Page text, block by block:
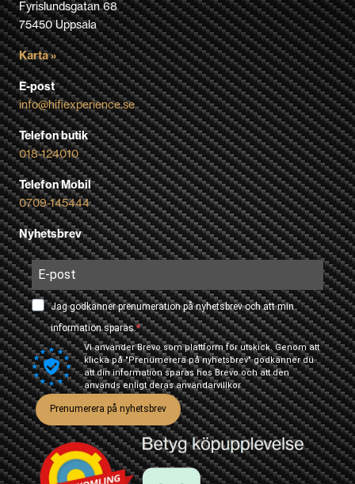
Fyrislundsgatan 68
75450 Uppsala
Karta »
E-post
info@hifiexperience.se
Telefon butik
018-124010
Telefon Mobil
0709-145444
Nyhetsbrev
Jag godkänner prenumeration på nyhetsbrev och att min
information sparas.
Vi använder Brevo som plattform för utskick. Genom att
klicka på "Prenumerera på nyhetsbrev" godkänner du
att din information sparas hos Brevo och att den
används enligt derasanvändarvillkor
Prenumerera på nyhetsbrev